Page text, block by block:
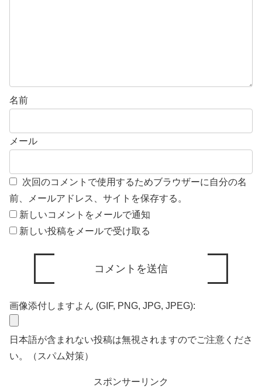
名前
メール
次回のコメントで使用するためブラウザーに自分の名
前、メールアドレス、サイトを保存する。
新しいコメントをメールで通知
新しい投稿をメールで受け取る
画像添付しますよん (GIF, PNG, JPG, JPEG):
日本語が含まれない投稿は無視されますのでご注意くださ
い。（スパム対策）
スポンサーリンク